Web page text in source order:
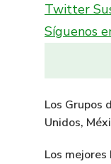
Twitter
Síguenos
Los Grupos
Unidos,
Los